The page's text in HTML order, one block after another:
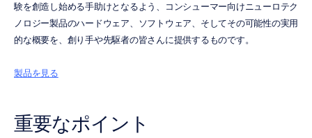
験を創造し始める手助けとなるよう、コンシューマー向けニューロテク
ノロジー製品のハードウェア、ソフトウェア、そしてその可能性の実用
的な概要を、創り手や先駆者の皆さんに提供するものです。
製品を見る
重要なポイント